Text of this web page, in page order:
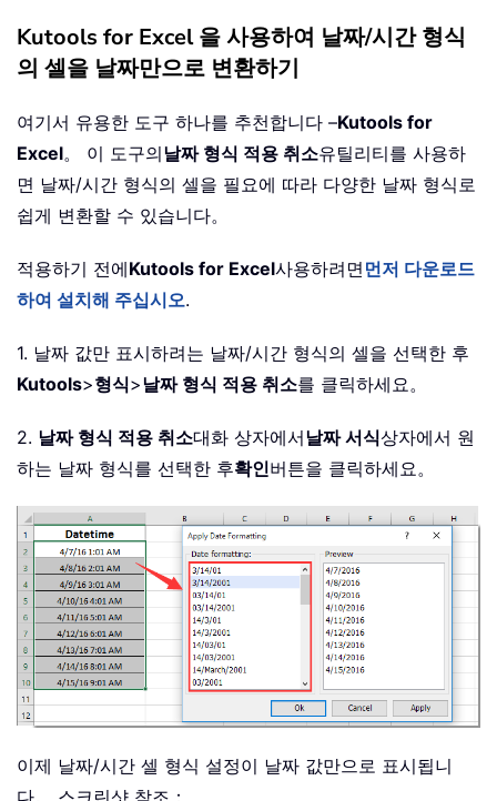
Kutools for Excel 을 사용하여 날짜/시간 형식
의 셀을 날짜만으로 변환하기
여기서 유용한 도구 하나를 추천합니다 –Kutools for
Excel。 이 도구의날짜 형식 적용 취소유틸리티를 사용하
면 날짜/시간 형식의 셀을 필요에 따라 다양한 날짜 형식로
쉽게 변환할 수 있습니다。
적용하기 전에Kutools for Excel사용하려면 먼저 다운로드
하여 설치해 주십시오.
1. 날짜 값만 표시하려는 날짜/시간 형식의 셀을 선택한 후
Kutools>형식>날짜 형식 적용 취소를 클릭하세요。
2. 날짜 형식 적용 취소대화 상자에서날짜 서식상자에서 원
하는 날짜 형식를 선택한 후확인버튼을 클릭하세요。
이제 날짜/시간 셀 형식 설정이 날짜 값만으로 표시됩니
다。 스크린샷 참조：